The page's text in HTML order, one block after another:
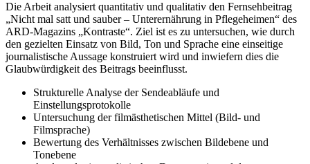
Die Arbeit analysiert quantitativ und qualitativ den Fernsehbeitrag
„Nicht mal satt und sauber – Unterernährung in Pflegeheimen“ des
ARD-Magazins „Kontraste“. Ziel ist es zu untersuchen, wie durch
den gezielten Einsatz von Bild, Ton und Sprache eine einseitige
journalistische Aussage konstruiert wird und inwiefern dies die
Glaubwürdigkeit des Beitrags beeinflusst.
Strukturelle Analyse der Sendeabläufe und
Einstellungsprotokolle
Untersuchung der filmästhetischen Mittel (Bild- und
Filmsprache)
Bewertung des Verhältnisses zwischen Bildebene und
Tonebene